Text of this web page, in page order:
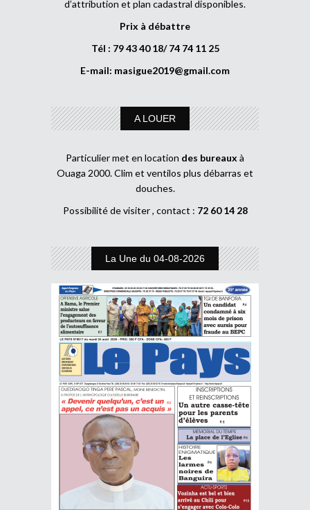
d’attribution et plan cadastral disponibles.
Prix à débattre
Tél : 79 43 40 18/ 74 74 11 25
E-mail: masigue2019@gmail.com
A LOUER
Particulier met en location des bureaux à
Ouaga 2000. Clim et ventilos plus débarras et
douches.
Possibilité de visiter , contact : 72 60 14 28
La Une du 04-08-2026